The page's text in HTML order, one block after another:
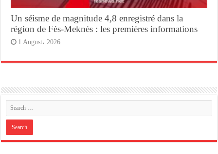
Un séisme de magnitude 4,8 enregistré dans la
région de Fès-Meknès : les premières informations
1 August، 2026